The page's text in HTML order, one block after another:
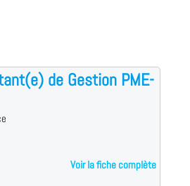
de Gestion PME-
Voir la fiche complète